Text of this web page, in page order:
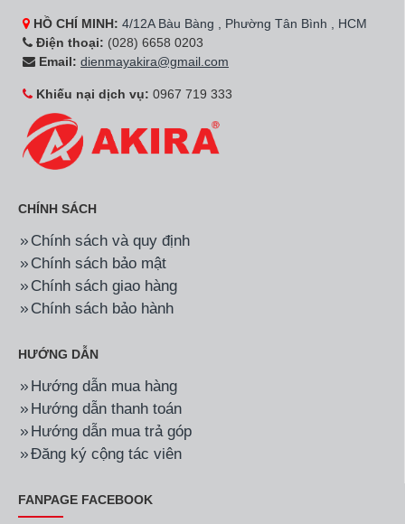
HỒ CHÍ MINH: 4/12A Bàu Bàng , Phường Tân Bình , HCM
Điện thoại: (028) 6658 0203
Email: dienmayakira@gmail.com
Khiếu nại dịch vụ: 0967 719 333
CHÍNH SÁCH
Chính sách và quy định
Chính sách bảo mật
Chính sách giao hàng
Chính sách bảo hành
HƯỚNG DẪN
Hướng dẫn mua hàng
Hướng dẫn thanh toán
Hướng dẫn mua trả góp
Đăng ký cộng tác viên
FANPAGE FACEBOOK